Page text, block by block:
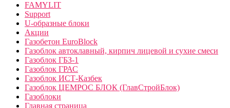
FAMYLIT
Support
U-образные блоки
Акции
Газобетон EuroBlock
Газоблок автоклавный, кирпич лицевой и сухие смеси
Газоблок ГБЗ-1
Газоблок ГРАС
Газоблок ИСТ-Казбек
Газоблок ЦЕМРОС БЛОК (ГлавСтройБлок)
Газоблоки
Главная страница